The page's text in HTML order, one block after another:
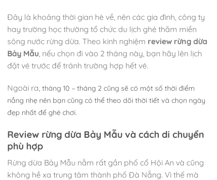
Đây là khoảng thời gian hè về, nên các gia đình, công ty
hay trường học thường tổ chức du lịch ghé thăm miền
sông nước rừng dừa. Theo kinh nghiệm review rừng dừa
Bảy Mẫu, nếu chọn đi vào 2 tháng này, bạn hãy lên lịch
đặt vé trước để tránh trường hợp hết vé.
Ngoài ra, tháng 10 – tháng 2 cũng sẽ có một số thời điểm
nắng nhẹ nên bạn cũng có thể theo dõi thời tiết và chọn ngày
đẹp nhất để ghé chơi.
Review rừng dừa Bảy Mẫu và cách di chuyển
phù hợp
Rừng dừa Bảy Mẫu nằm rất gần phố cổ Hội An và cũng
không hề xa trung tâm thành phố Đà Nẵng. Vì thế mà